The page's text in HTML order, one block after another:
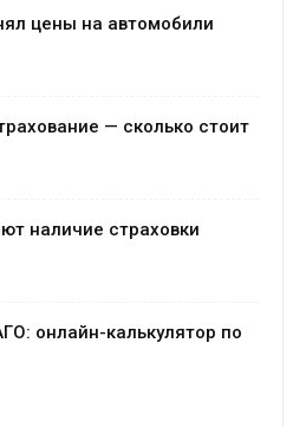
цены на автомобили
— сколько стоит
наличие страховки
онлайн-калькулятор по